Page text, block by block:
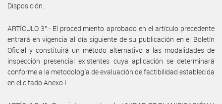
Disposición.
ARTÍCULO 3°.- El procedimiento aprobado en el artículo precedente
entrará en vigencia al día siguiente de su publicación en el Boletín
Oficial y constituirá un método alternativo a las modalidades de
inspección presencial existentes cuya aplicación se determinará
conforme a la metodología de evaluación de factibilidad establecida
en el citado Anexo I.